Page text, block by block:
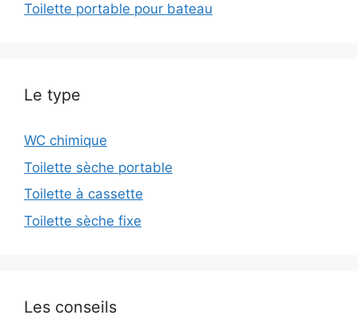
Toilette portable pour bateau
Le type
WC chimique
Toilette sèche portable
Toilette à cassette
Toilette sèche fixe
Les conseils